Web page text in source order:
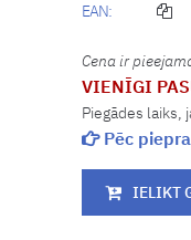
EAN:
Cena ir
VIENĪGI
Piegādes laiks,
Pēc
IELIKT